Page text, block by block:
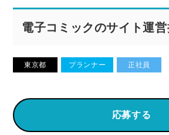
電子コミックのサイト運営
東京都 プランナー 正社員
応募する